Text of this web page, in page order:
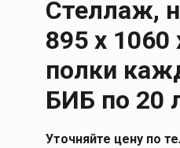
Стеллаж,
895 х
полки
БИБ по 20
Уточняйте цену по